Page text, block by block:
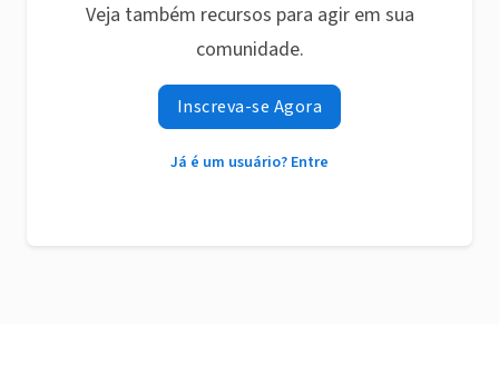
Veja também recursos para agir em sua
comunidade.
Inscreva-se Agora
Já é um usuário? Entre